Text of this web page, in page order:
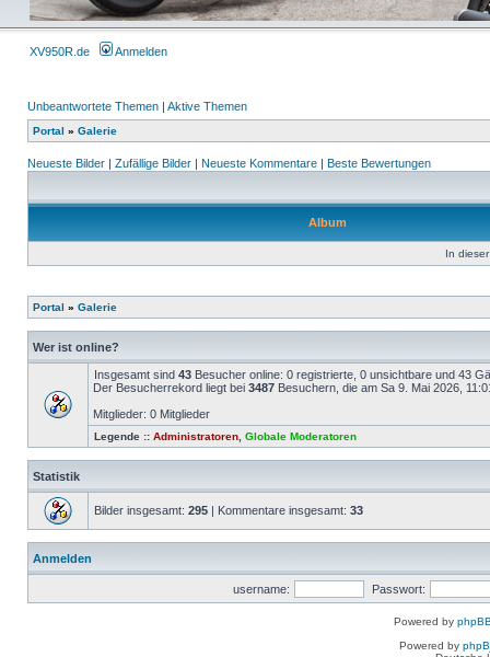
XV950R.de Anmelden
Unbeantwortete Themen | Aktive Themen
Portal » Galerie
Neueste Bilder | Zufällige Bilder | Neueste Kommentare | Beste Bewertungen
Album
In
Portal » Galerie
Wer ist online?
Insgesamt sind 43 Besucher online: 0 registrierte, 0 unsichtbare und 43
Der Besucherrekord liegt bei 3487 Besuchern, die am Sa 9. Mai 2026,
Mitglieder: 0 Mitglieder
Legende :: Administratoren Globale Moderatoren
Statistik
Bilder insgesamt: 295 | Kommentare insgesamt: 33
Anmelden
username: Passwort:
Powered by
Powered by